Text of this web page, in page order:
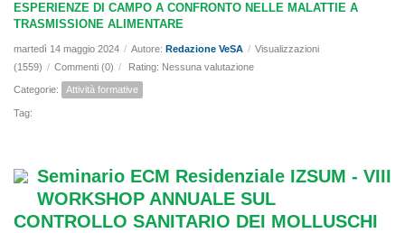
ESPERIENZE DI CAMPO A CONFRONTO NELLE MALATTIE A
TRASMISSIONE ALIMENTARE
martedì 14 maggio 2024 / Autore: Redazione VeSA / Visualizzazioni
(1559) / Commenti (0) / Rating: Nessuna valutazione
Categorie: Attività formative
Tag:
Seminario ECM Residenziale IZSUM - VIII
WORKSHOP ANNUALE SUL
CONTROLLO SANITARIO DEI MOLLUSCHI